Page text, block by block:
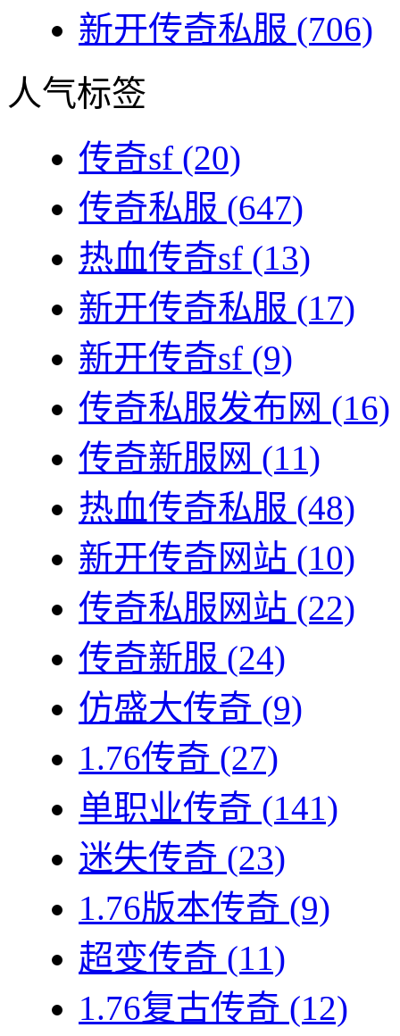
新开传奇私服 (706)
人气标签
传奇sf (20)
传奇私服 (647)
热血传奇sf (13)
新开传奇私服 (17)
新开传奇sf (9)
传奇私服发布网 (16)
传奇新服网 (11)
热血传奇私服 (48)
新开传奇网站 (10)
传奇私服网站 (22)
传奇新服 (24)
仿盛大传奇 (9)
1.76传奇 (27)
单职业传奇 (141)
迷失传奇 (23)
1.76版本传奇 (9)
超变传奇 (11)
1.76复古传奇 (12)